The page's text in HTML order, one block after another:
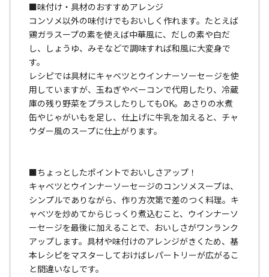
■味付け・具材のおすすめアレンジ
コンソメ以外の味付けでもおいしく作れます。たとえば
鶏ガラスープの素を使えば中華風に、だしの素や白だ
し、しょうゆ、みそなどで調味すれば和風に大変身で
す。
レシピでは具材にキャベツとウインナーソーセージを使
用していますが、玉ねぎやベーコンで代用したり、冷蔵
庫の残り野菜をプラスしたりしてもOK。あさりの水煮
缶やじゃがいもを足し、仕上げに牛乳を加えると、チャ
ウダー風のスープに仕上がります。
■ちょっとしたポイントでおいしさアップ！
キャベツとウインナーソーセージのコンソメスープは、
シンプルでありながら、作り方次第で差のつく料理。キ
ャベツを炒めてからじっくり煮込むこと、ウインナーソ
ーセージを最後に加えることで、おいしさがワンランク
アップします。具材や味付けのアレンジがきくため、基
本レシピをマスターしておけばレパートリーが広がるこ
と間違いなしです。